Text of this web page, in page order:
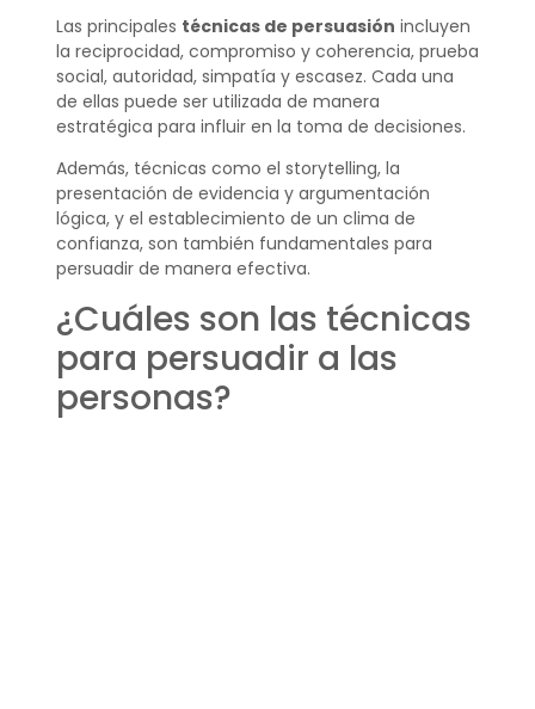
Las principales técnicas de persuasión incluyen
la reciprocidad, compromiso y coherencia, prueba
social, autoridad, simpatía y escasez. Cada una
de ellas puede ser utilizada de manera
estratégica para influir en la toma de decisiones.
Además, técnicas como el storytelling, la
presentación de evidencia y argumentación
lógica, y el establecimiento de un clima de
confianza, son también fundamentales para
persuadir de manera efectiva.
¿Cuáles son las técnicas
para persuadir a las
personas?